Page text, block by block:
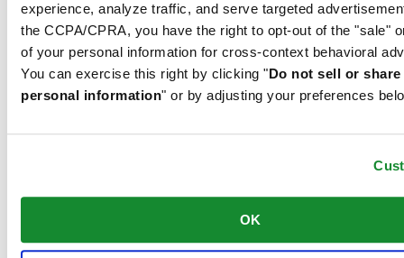
experience, analyze traffic, and serve targeted
the CCPA/CPRA, you have the right to opt-out of the "sale"
of your personal information for cross-context behavioral
You can exercise this right by clicking "Do not sell or share
personal information" or by adjusting your preferences
OK
DS Action Diver 38mm Titanium
Automatisk, ⌀38.0mm
12 500,00 SEK
Reservera i butik
Ny
DS Action Diver 38mm Titanium
Hitta butik